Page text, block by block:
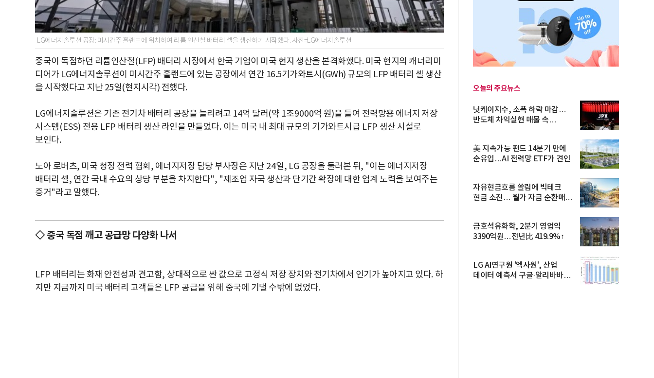
LG에너지솔루션 공장: 미시간주 홀랜드에 위치하여 리튬 인산철 배터리 셀을 생산하기 시작했다. 사진=LG에너지솔루션
중국이 독점하던 리튬인산철(LFP) 배터리 시장에서 한국 기업이 미국 현지 생산을 본격화했다. 미국 현지의 캐너리미
디어가 LG에너지솔루션이 미시간주 홀랜드에 있는 공장에서 연간 16.5기가와트시(GWh) 규모의 LFP 배터리 셀 생산
을 시작했다고 지난 25일(현지시각) 전했다.
LG에너지솔루션은 기존 전기차 배터리 공장을 늘리려고 14억 달러 (약 1조9000억 원)을 들여 전력망용 에너지 저장
시스템(ESS) 전용 LFP 배터리 생산 라인을 만들었다. 이는 미국 내 최대 규모의 기가와트시급 LFP 생산 시설로
보인다.
노아 로버츠, 미국 청정 전력 협회, 에너지저장 담당 부사장은 지난 24일, LG 공장을 둘러본 뒤 , "이는 에너지저장
배터리 셀, 연간 국내 수요의 상당 부분을 차지한다", "제조업 자국 생산과 단기간 확장에 대한 업계 노력을 보여주는
증거 "라고 말했다.
◇ 중국 독점 깨고 공급망 다양화 나서
LFP 배터리는 화재 안전성과 견고함, 상대적으로 싼 값으로 고정식 저장 장치와 전기차에서 인기가 높아지고 있다. 하
지만 지금까지 미국 배터리 고객들은 LFP 공급을 위해 중국에 기댈 수밖에 없었다.
오늘의 주요뉴스
닛케이지수, 소폭 하락 마감…
반도체 차익실현 매물 속
美 지속가능 펀드 14분기 만에
순유입…AI 전력망 ETF가 견인
자유현금흐름 쏠림에 빅테크
현금 소진… 월가 자금 순환매
금호석유화학, 2분기 영업익
3390억원…전년比 419.9%↑
LG AI연구원 '엑사원', 산업
데이터 예측서 구글·알리바바